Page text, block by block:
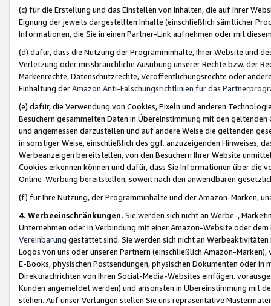
(c) für die Erstellung und das Einstellen von Inhalten, die auf Ihrer
Eignung der jeweils dargestellten Inhalte (einschließlich sämtlicher
Informationen, die Sie in einen Partner-Link aufnehmen oder mit
(d) dafür, dass die Nutzung der Programminhalte, Ihrer Website und
Verletzung oder missbräuchliche Ausübung unserer Rechte bzw. der
Markenrechte, Datenschutzrechte, Veröffentlichungsrechte oder
Einhaltung derAmazon Anti-Fälschungsrichtlinien für das
(e) dafür, die Verwendung von Cookies, Pixeln und anderen
Besuchern gesammelten Daten in Übereinstimmung mit den
und angemessen darzustellen und auf andere Weise die geltenden
in sonstiger Weise, einschließlich des ggf. anzuzeigenden Hinweises,
Werbeanzeigen bereitstellen, von den Besuchern Ihrer Website
Cookies erkennen können und dafür, dass Sie Informationen über die
Online-Werbung bereitstellen, soweit nach den anwendbaren
(f) für Ihre Nutzung, der Programminhalte und der Amazon-Marken,
4. Werbeeinschränkungen. Sie werden sich nicht an Werbe-,
Unternehmen oder in Verbindung mit einer Amazon-Website oder
Vereinbarung gestattet sind. Sie werden sich nicht an
Logos von uns oder unseren Partnern (einschließlich Amazon-
E-Books, physischen Postsendungen, physischen Dokumenten oder in
Direktnachrichten von Ihren Social-Media-Websites einfügen.
Kunden angemeldet werden) und ansonsten in Übereinstimmung mit
stehen. Auf unser Verlangen stellen Sie uns repräsentative